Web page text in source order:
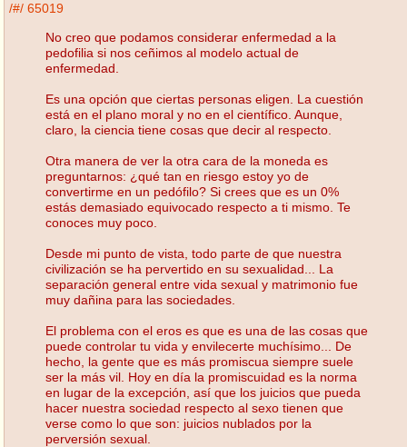
/#/ 65019
No creo que podamos considerar enfermedad a la
pedofilia si nos ceñimos al modelo actual de
enfermedad.
Es una opción que ciertas personas eligen. La cuestión
está en el plano moral y no en el científico. Aunque,
claro, la ciencia tiene cosas que decir al respecto.
Otra manera de ver la otra cara de la moneda es
preguntarnos: ¿qué tan en riesgo estoy yo de
convertirme en un pedófilo? Si crees que es un 0%
estás demasiado equivocado respecto a ti mismo. Te
conoces muy poco.
Desde mi punto de vista, todo parte de que nuestra
civilización se ha pervertido en su sexualidad... La
separación general entre vida sexual y matrimonio fue
muy dañina para las sociedades.
El problema con el eros es que es una de las cosas que
puede controlar tu vida y envilecerte muchísimo... De
hecho, la gente que es más promiscua siempre suele
ser la más vil. Hoy en día la promiscuidad es la norma
en lugar de la excepción, así que los juicios que pueda
hacer nuestra sociedad respecto al sexo tienen que
verse como lo que son: juicios nublados por la
perversión sexual.